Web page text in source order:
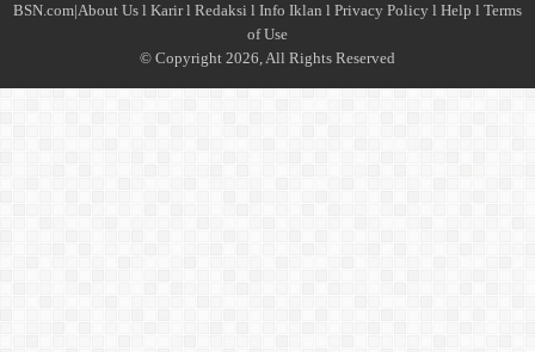
BSN.com|About Us l Karirl Redaksi l Info Iklan l Privacy Policy l Help l Terms
of Use
© Copyright 2026, All Rights Reserved